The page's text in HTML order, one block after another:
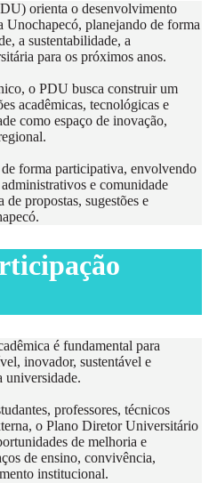
orienta o desenvolvimento
planejando de forma
a sustentabilidade, a
para os próximos anos.
o PDU busca construir um
acadêmicas, tecnológicas e
como espaço de inovação,
forma participativa, envolvendo
e comunidade
propostas, sugestões e
é fundamental para
inovador, sustentável e
universidade.
professores, técnicos
o Plano Diretor Universitário
de melhoria e
de ensino, convivência,
institucional.